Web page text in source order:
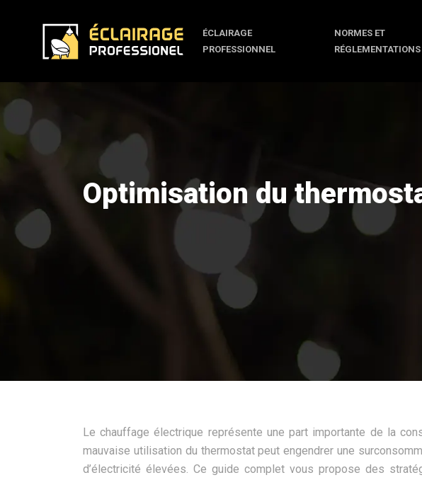
ÉCLAIRAGE
PROFESSIONNEL
NORMES ET
RÉGLEMENTATIONS
Optimisation du
Le chauffage électrique représente une part importante de la
mauvaise utilisation du thermostat peut engendrer une
d’électricité élevées. Ce guide complet vous propose des